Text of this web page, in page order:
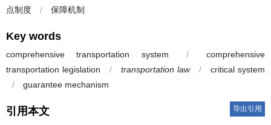
点制度
/ 保障机制
Key words
comprehensive transportation system /
comprehensive
transportation legislation
/ transportation law /
critical system
/
guarantee mechanism
引用本文 导出引用